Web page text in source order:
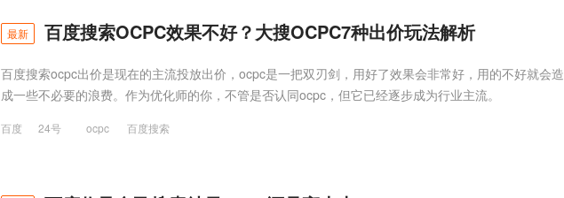
最新 百度搜索OCPC效果不好？大搜OCPC7种出价玩法解析
百度搜索ocpc出价是现在的主流投放出价，ocpc是一把双刃剑，用好了效果会非常好，用的不好就会造
成一些不必要的浪费。作为优化师的你，不管是否认同ocpc，但它已经逐步成为行业主流。
百度 24号 ocpc 百度搜索